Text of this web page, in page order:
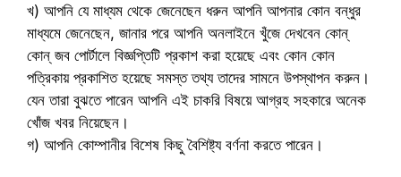
খ) আপনি যে মাধ্যম থেকে জেনেছেন ধরুন আপনি আপনার কোন বন্ধুর
মাধ্যমে জেনেছেন, জানার পরে আপনি অনলাইনে খুঁজে দেখবেন কোন্
কোন্ জব পোর্টালে বিজ্ঞপ্তিটি প্রকাশ করা হয়েছে এবং কোন কোন
পত্রিকায় প্রকাশিত হয়েছে সমস্ত তথ্য তাদের সামনে উপস্থাপন করুন।
যেন তারা বুঝতে পারেন আপনি এই চাকরি বিষয়ে আগ্রহ সহকারে অনেক
খোঁজ খবর নিয়েছেন।
গ) আপনি কোম্পানীর বিশেষ কিছু বৈশিষ্ট্য বর্ণনা করতে পারেন।